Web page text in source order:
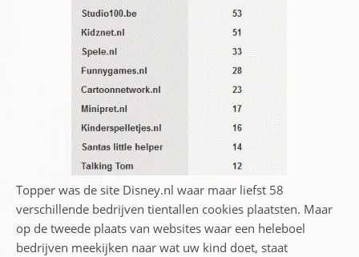
Topper was de site Disney.nl waar maar liefst 58
verschillende bedrijven tientallen cookies plaatsten. Maar
op de tweede plaats van websites waar een heleboel
bedrijven meekijken naar wat uw kind doet, staat